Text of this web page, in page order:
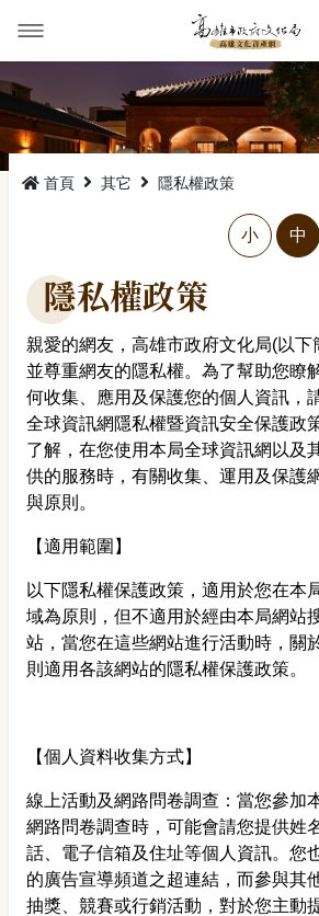
首頁 其它 隱私權政策
略過字型切換，社群分享工具列
小 中
隱私權政策
親愛的網友，高雄市政府文化局(以下
並尊重網友的隱私權。為了幫助您瞭
何收集、應用及保護您的個人資訊，
全球資訊網隱私權暨資訊安全保護政
了解，在您使用本局全球資訊網以及
供的服務時，有關收集、運用及保護
與原則。
【適用範圍】
以下隱私權保護政策，適用於您在本
域為原則，但不適用於經由本局網站
站，當您在這些網站進行活動時，關
則適用各該網站的隱私權保護政策。
【個人資料收集方式】
線上活動及網路問卷調查：當您參加
網路問卷調查時，可能會請您提供姓
話、電子信箱及住址等個人資訊。您
的廣告宣導頻道之超連結，而參與其
抽獎、競賽或行銷活動，對於您主動